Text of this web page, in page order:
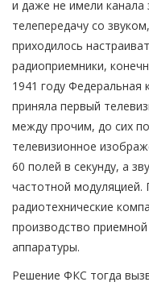
и даже не имели канала
телепередачу со
приходилось
радиоприемники,
1941 году
приняла первый
между прочим, до сих
телевизионное
60 полей в секунду, а
частотной модуляцией.
радиотехнические
производство
аппаратуры.
Решение ФКС тогда